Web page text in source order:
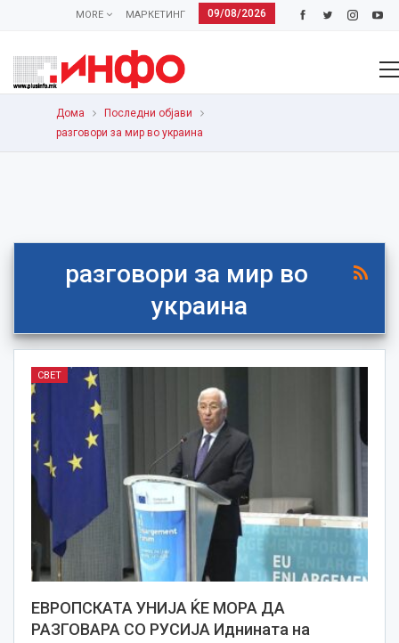
09/08/2026
МАРКЕТИНГ
MORE
Дома
Последни објави
разговори за мир во украина
разговори за мир во
украина
СВЕТ
ЕВРОПСКАТА УНИЈА ЌЕ МОРА ДА
РАЗГОВАРА СО РУСИЈА Иднината на